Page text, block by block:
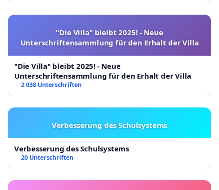
"Die Villa" bleibt 2025! - Neue
Unterschriftensammlung für den Erhalt der Villa
"Die Villa" bleibt 2025! - Neue
Unterschriftensammlung für den Erhalt der Villa
2 038 Unterschriften
Verbesserung des Schulsystems
Verbesserung des Schulsystems
20 Unterschriften